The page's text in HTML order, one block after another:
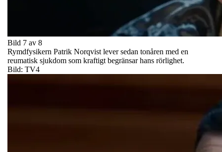
Bild 7 av 8
Rymdfysikern Patrik Norqvist lever sedan tonåren med en
reumatisk sjukdom som kraftigt begränsar hans rörlighet.
Bild: TV4